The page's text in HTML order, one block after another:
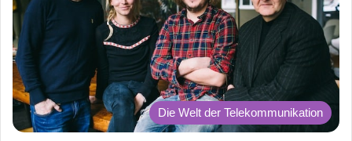
Die Welt der Telekommunikation